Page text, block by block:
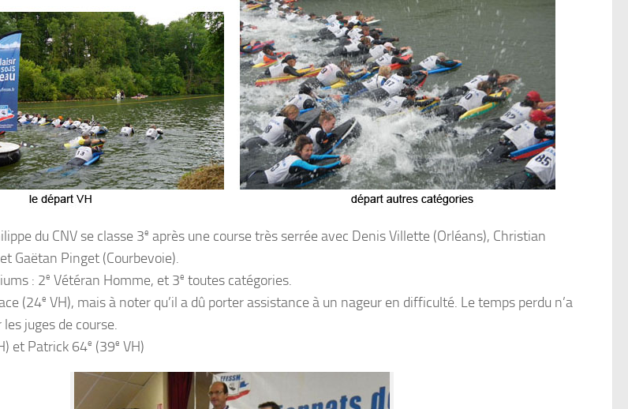
du CNV se classe 3e après une course très serrée avec Denis Villette (Orléans), Christian
Gaëtan Pinget (Courbevoie).
: 2e Vétéran Homme, et 3e toutes catégories.
(24e VH), mais à noter qu’il a dû porter assistance à un nageur en difficulté. Le temps perdu n’a
juges de course.
et Patrick 64e (39e VH)